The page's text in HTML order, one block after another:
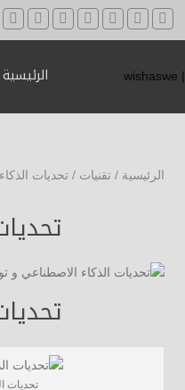
الرئيسية
الرئيسية / تقنيات / تحديات
تحديات